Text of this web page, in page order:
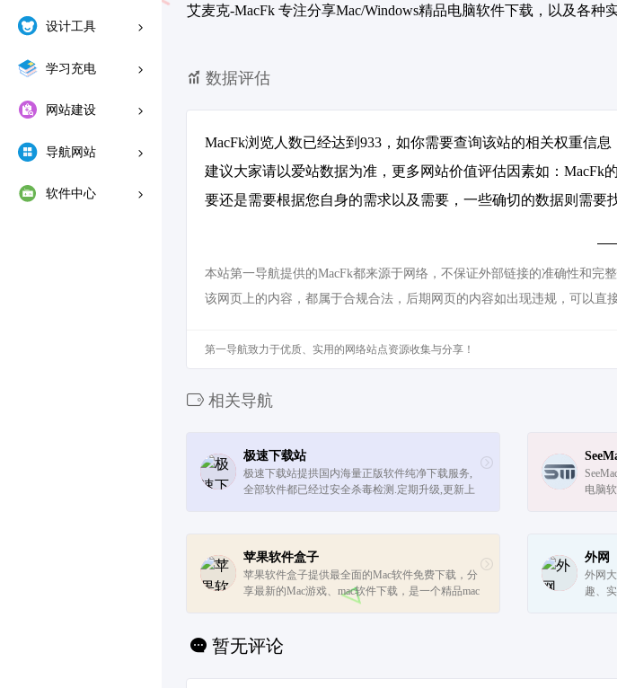
设计工具
学习充电
网站建设
导航网站
软件中心
艾麦克-MacFk 专注分享Mac/Windows精品电脑软件下载，以及各
数据评估
MacFk浏览人数已经达到933，如你需要查询该站的相关权重信息
建议大家请以爱站数据为准，更多网站价值评估因素如：
要还是需要根据您自身的需求以及需要，一些确切的数据则需要
本站第一导航提供的MacFk都来源于网络，不保证外部链接的准确性和完
该网页上的内容，都属于合规合法，后期网页的内容如出现违规，可以直
第一导航致力于优质、实用的网络站点资源收集与分享！
相关导航
极速下载站
极速下载站提拱国内海量正版软件纯净下载服务,
全部软件都已经过安全杀毒检测.定期升级,更新上
电脑
苹果软件盒子
苹果软件盒子提供最全面的Mac软件免费下载，分
享最新的Mac游戏、mac软件下载，是一个精品mac
外网
外网
趣、
暂无评论